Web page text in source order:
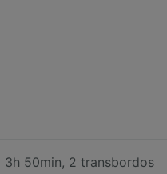
3h 50min, 2 transbordos